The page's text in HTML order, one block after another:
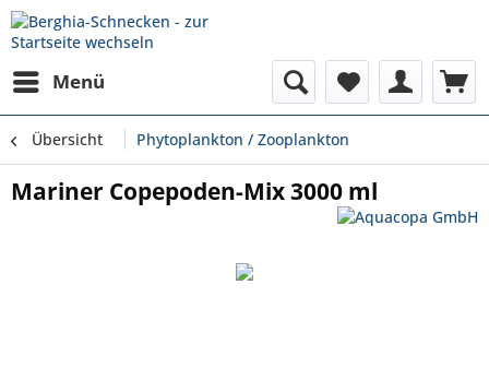
Menü
Übersicht Phytoplankton / Zooplankton
Mariner Copepoden-Mix 3000 ml